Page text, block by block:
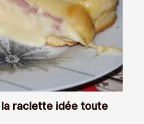
raclette idée toute